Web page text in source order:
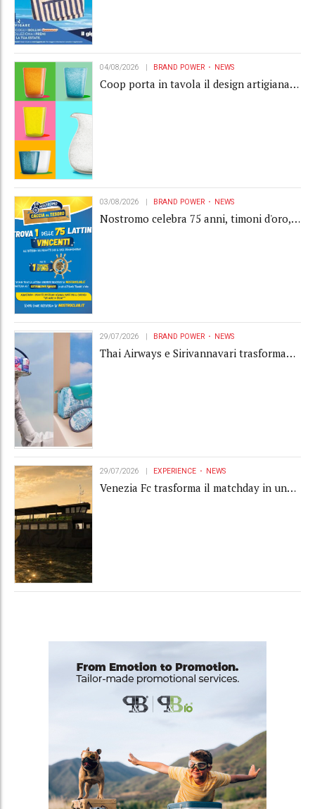
04/08/2026 BRAND POWER NEWS
Coop porta in tavola il design artigianale
03/08/2026 BRAND POWER NEWS
Nostromo celebra 75 anni, timoni d'oro,
29/07/2026 BRAND POWER NEWS
Thai Airways e Sirivannavari trasformano
29/07/2026 EXPERIENCE NEWS
Venezia Fc trasforma il matchday in una